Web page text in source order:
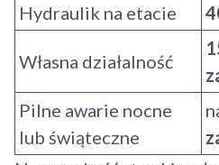
Hydraulik na etacie
Własna działalność
Pilne awarie nocne
lub świąteczne